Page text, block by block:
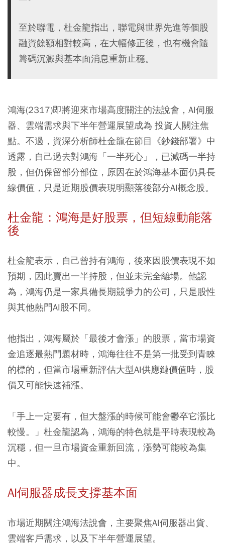
至於聯電，杜金龍指出，聯電與世界先進等個股
融資餘額相對較高，在大幅修正後，也有機會隨
籌碼沉澱與基本面消息重新止穩。
鴻海(2317)即將迎來市場高度關注的法說會，AI伺服
器、雲端需求與下半年營運展望成為 投資人關注焦
點。不過，資深分析師杜金龍在節目《鈔錢部署》中
透露，自己過去對鴻海「一半死心」，已減碼一半持
股，但仍保留部分部位，原因在於鴻海基本面仍具長
線價值，只是近期股價表現明顯落後部分AI概念股。
杜金龍：鴻海是好股票，但短線動能落
後
杜金龍表示，自己曾持有鴻海，後來因股價表現不如
預期，因此賣出一半持股，但並未完全離場。他認
為，鴻海仍是一家具備長期競爭力的公司，只是股性
與其他熱門AI股不同。
他指出，鴻海屬於「最後才會漲」的股票，當市場資
金追逐最熱門題材時，鴻海往往不是第一批受到青睞
的標的，但當市場重新評估大型AI供應鏈價值時，股
價又可能快速補漲。
「手上一定要有，但大盤漲的時候可能會鬱卒它漲比
較慢。」杜金龍認為，鴻海的特色就是平時表現較為
沉穩，但一旦市場資金重新回流，漲勢可能較為集
中。
AI伺服器成長支撐基本面
市場近期關注鴻海法說會，主要聚焦AI伺服器出貨、
雲端客戶需求，以及下半年營運展望。